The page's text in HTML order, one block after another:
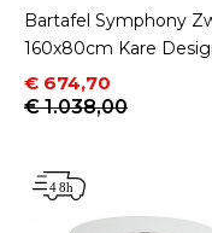
Bartafel Symphony
160x80cm Kare
Prijs
€ 674,70
Normale prijs
€ 1.038,00